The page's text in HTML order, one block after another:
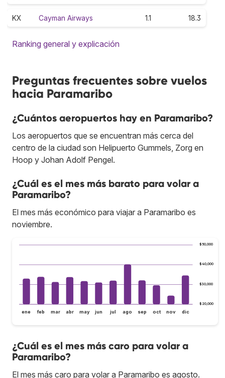
KX Cayman Airways 1.1 18.3
Ranking general y explicación
Preguntas frecuentes sobre vuelos
hacia Paramaribo
¿Cuántos aeropuertos hay en Paramaribo?
Los aeropuertos que se encuentran más cerca del
centro de la ciudad son Helipuerto Gummels, Zorg en
Hoop y Johan Adolf Pengel.
¿Cuál es el mes más barato para volar a
Paramaribo?
El mes más económico para viajar a Paramaribo es
noviembre.
$20,000
$30,000
$40,000
$50,000
ene feb mar abr may jun jul ago sep oct nov dic
¿Cuál es el mes más caro para volar a
Paramaribo?
El mes más caro para volar a Paramaribo es agosto.